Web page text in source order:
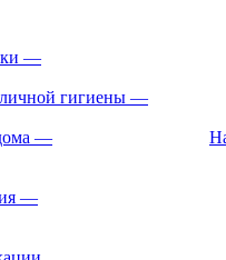
—
гигиены —
—
—